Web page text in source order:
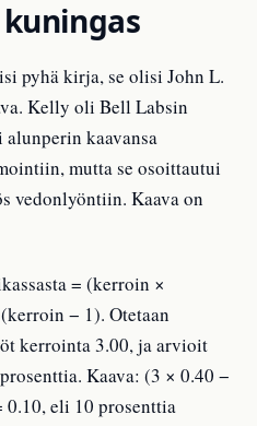
pyhä kirja, se olisi John L.
Kelly oli Bell Labsin
kaavansa
mutta se osoittautui
vedonlyöntiin. Kaava on
= (kerroin ×
− 1). Otetaan
kerrointa 3.00, ja arvioit
Kaava: (3 × 0.40 −
eli 10 prosenttia